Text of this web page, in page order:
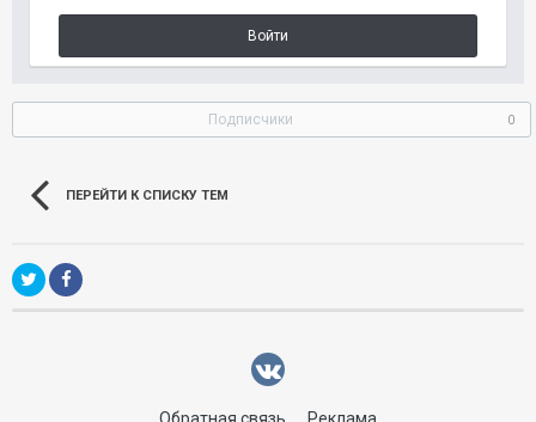
Войти
Подписчики 0
ПЕРЕЙТИ К СПИСКУ ТЕМ